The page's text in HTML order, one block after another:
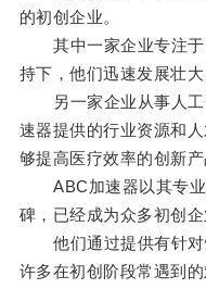
的初创企业。
其中一家企业专注于
持下，他们迅速发展壮
另一家企业从事人工
速器提供的行业资源和
够提高医疗效率的创新产
ABC加速器以其专业
碑，已经成为众多初创企
他们通过提供有针对
许多在初创阶段常遇到